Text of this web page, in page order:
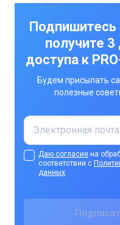
Подпишитесь
получите
доступа к
Будем присылать
полезные
Даю согласие на
соответствии с
данных